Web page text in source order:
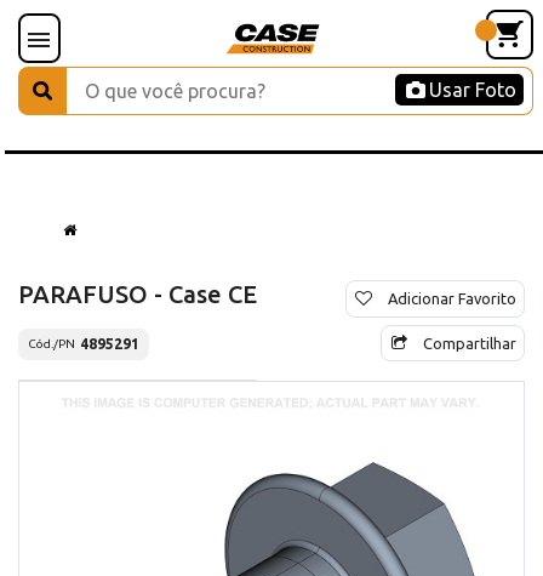
Usar Foto
PARAFUSO - Case CE
Cód./PN 4895291
Adicionar Favorito
Compartilhar